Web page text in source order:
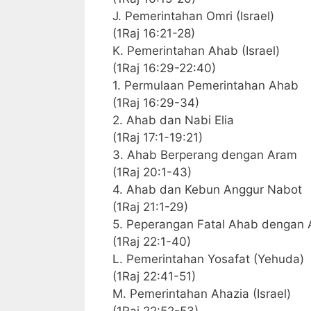
J. Pemerintahan Omri (Israel)
(1Raj 16:21-28)
K. Pemerintahan Ahab (Israel)
(1Raj 16:29-22:40)
1. Permulaan Pemerintahan Ahab
(1Raj 16:29-34)
2. Ahab dan Nabi Elia
(1Raj 17:1-19:21)
3. Ahab Berperang dengan Aram
(1Raj 20:1-43)
4. Ahab dan Kebun Anggur Nabot
(1Raj 21:1-29)
5. Peperangan Fatal Ahab dengan
(1Raj 22:1-40)
L. Pemerintahan Yosafat (Yehuda)
(1Raj 22:41-51)
M. Pemerintahan Ahazia (Israel)